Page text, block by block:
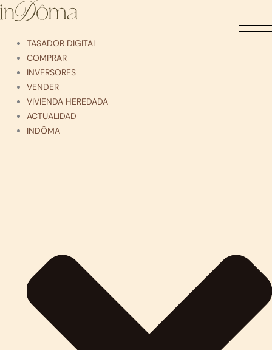
Ir
al
TASADOR DIGITAL
COMPRAR
INVERSORES
VENDER
VIVIENDA HEREDADA
ACTUALIDAD
INDÔMA